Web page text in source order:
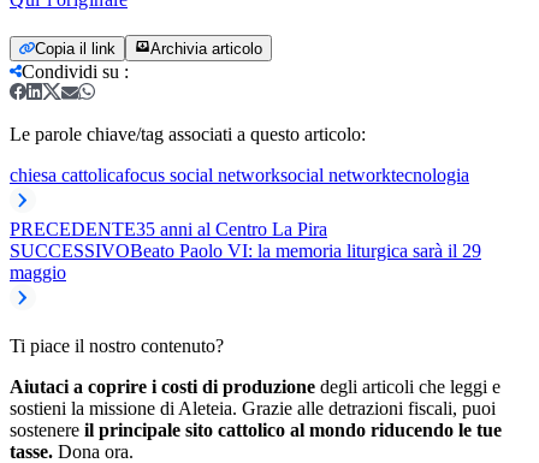
Copia il link Archivia articolo
Condividi su :
Le parole chiave/tag associati a questo articolo:
chiesa cattolicafocus social networksocial networktecnologia
PRECEDENTE35 anni al Centro La Pira
SUCCESSIVOBeato Paolo VI: la memoria liturgica sarà il 29
maggio
Ti piace il nostro contenuto?
Aiutaci a coprire i costi di produzione degli articoli che leggi e
sostieni la missione di Aleteia. Grazie alle detrazioni fiscali, puoi
sostenere il principale sito cattolico al mondo riducendo le tue
tasse. Dona ora.